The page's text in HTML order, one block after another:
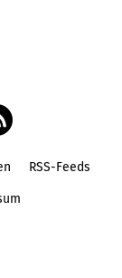
RSS-Feeds